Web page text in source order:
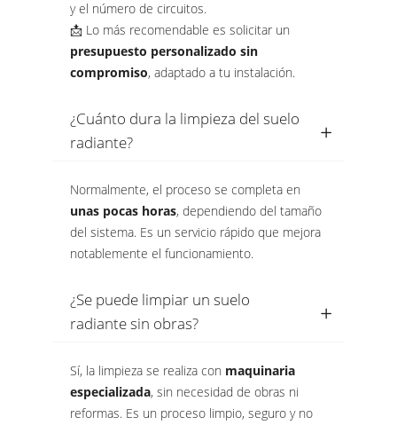
y el número de circuitos.
📩 Lo más recomendable es solicitar un
presupuesto personalizado sin
compromiso, adaptado a tu instalación.
¿Cuánto dura la limpieza del suelo
radiante?
Normalmente, el proceso se completa en
unas pocas horas, dependiendo del tamaño
del sistema. Es un servicio rápido que mejora
notablemente el funcionamiento.
¿Se puede limpiar un suelo
radiante sin obras?
Sí, la limpieza se realiza con maquinaria
especializada, sin necesidad de obras ni
reformas. Es un proceso limpio, seguro y no